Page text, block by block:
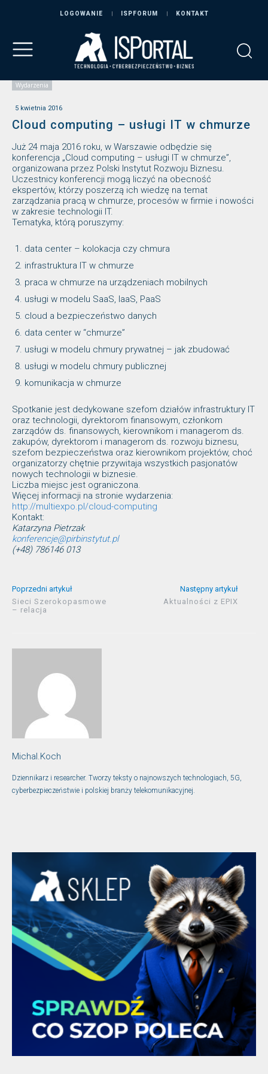
LOGOWANIE ISPFORUM KONTAKT
Wydarzenia
5 kwietnia 2016
Cloud computing – usługi IT w chmurze
Już 24 maja 2016 roku, w Warszawie odbędzie się
konferencja „Cloud computing – usługi IT w chmurze”,
organizowana przez Polski Instytut Rozwoju Biznesu.
Uczestnicy konferencji mogą liczyć na obecność
ekspertów, którzy poszerzą ich wiedzę na temat
zarządzania pracą w chmurze, procesów w firmie i nowości
w zakresie technologii IT.
Tematyka, którą poruszymy:
data center – kolokacja czy chmura
infrastruktura IT w chmurze
praca w chmurze na urządzeniach mobilnych
usługi w modelu SaaS, IaaS, PaaS
cloud a bezpieczeństwo danych
data center w “chmurze”
usługi w modelu chmury prywatnej – jak zbudować
usługi w modelu chmury publicznej
komunikacja w chmurze
Spotkanie jest dedykowane szefom działów infrastruktury IT
oraz technologii, dyrektorom finansowym, członkom
zarządów ds. finansowych, kierownikom i managerom ds.
zakupów, dyrektorom i managerom ds. rozwoju biznesu,
szefom bezpieczeństwa oraz kierownikom projektów, choć
organizatorzy chętnie przywitaja wszystkich pasjonatów
nowych technologii w biznesie.
Liczba miejsc jest ograniczona.
Więcej informacji na stronie wydarzenia:
http://multiexpo.pl/cloud-computing
Kontakt:
Katarzyna Pietrzak
konferencje@pirbinstytut.pl
(+48) 786146 013
Poprzedni artykuł
Sieci Szerokopasmowe
– relacja
Następny artykuł
Aktualności z EPIX
Michal.Koch
Dziennikarz i researcher. Tworzy teksty o najnowszych technologiach, 5G,
cyberbezpieczeństwie i polskiej branży telekomunikacyjnej.